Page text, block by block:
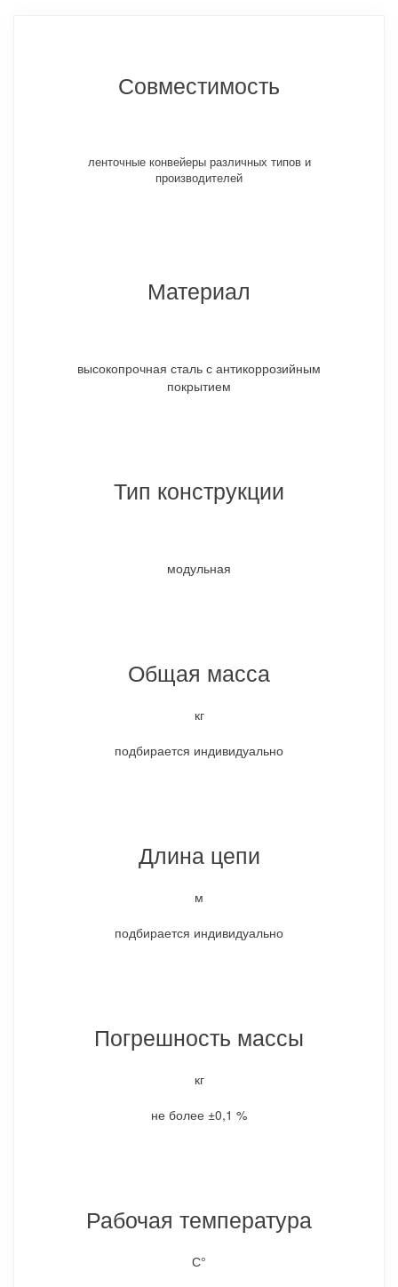
Совместимость
ленточные конвейеры различных типов и
производителей
Материал
высокопрочная сталь с антикоррозийным
покрытием
Тип конструкции
модульная
Общая масса
кг
подбирается индивидуально
Длина цепи
м
подбирается индивидуально
Погрешность массы
кг
не более ±0,1 %
Рабочая температура
С°